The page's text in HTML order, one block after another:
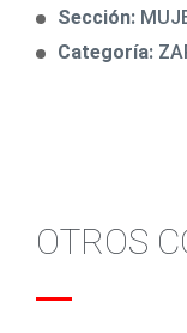
Sección:
Categoría:
OTROS